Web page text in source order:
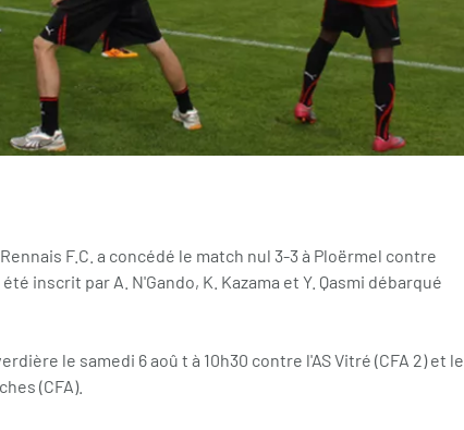
F.C. a concédé le match nul 3-3 à Ploërmel contre
inscrit par A. N'Gando, K. Kazama et Y. Qasmi débarqué
le samedi 6 aoû t à 10h30 contre l'AS Vitré (CFA 2) et le
(CFA).